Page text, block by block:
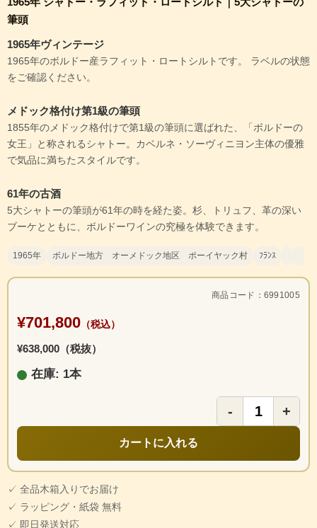
筆頭
1965年ヴィンテージ
1965年のボルドー産ラフィット・ロートシルトです。 ラベルの状態
をご確認ください。
メドック格付け第1級の筆頭
1855年のメドック格付けで第1級の筆頭に選ばれた、「ボルドーの
女王」と称されるシャトー。カベルネ・ソーヴィニヨン主体の優雅
で気品に満ちたスタイルです。
61年の古酒
5大シャトーの筆頭が61年の時を経た姿。杉、トリュフ、革の深い
ブーケとともに、ボルドーワインの究極を体験できます。
1965年 ボルドー地方 オーメドック地区 ポーイヤック村 ﾌﾗﾝｽ
商品コード：6991005
¥701,800 （税込）
¥638,000（税抜）
在庫: 1本
- +
カートに入れる
✓ 全品木箱入りでお届け
✓ ラッピング・紙袋 無料
✓ 即日発送対応